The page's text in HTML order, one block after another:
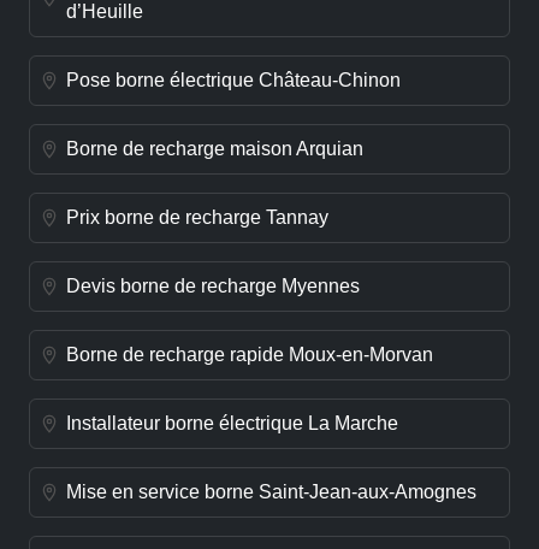
d’Heuille
Pose borne électrique Château-Chinon
Borne de recharge maison Arquian
Prix borne de recharge Tannay
Devis borne de recharge Myennes
Borne de recharge rapide Moux-en-Morvan
Installateur borne électrique La Marche
Mise en service borne Saint-Jean-aux-Amognes